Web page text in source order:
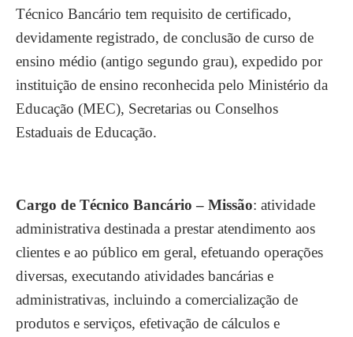
Técnico Bancário tem requisito de certificado,
devidamente registrado, de conclusão de curso de
ensino médio (antigo segundo grau), expedido por
instituição de ensino reconhecida pelo Ministério da
Educação (MEC), Secretarias ou Conselhos
Estaduais de Educação.
Cargo de Técnico Bancário – Missão: atividade
administrativa destinada a prestar atendimento aos
clientes e ao público em geral, efetuando operações
diversas, executando atividades bancárias e
administrativas, incluindo a comercialização de
produtos e serviços, efetivação de cálculos e